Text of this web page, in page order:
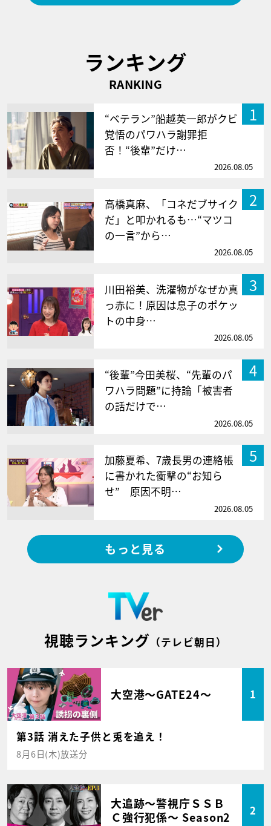
ランキング
RANKING
1
“ベテラン”船越英一郎がクビ
覚悟のパワハラ謝罪拒
否！“後輩”だけ…
2026.08.05
2
高橋真麻、「コネだブサイク
だ」と叩かれるも…“マツコ
の一言”から…
2026.08.05
3
川田裕美、洗濯物がなぜか真
っ赤に！原因は息子のポケッ
トの中身…
2026.08.05
4
“後輩”今田美桜、“先輩のパ
ワハラ問題”に持論「被害者
の話だけで…
2026.08.05
5
加藤夏希、7歳長男の連絡帳
に書かれた衝撃の“お知ら
せ” 原因不明…
2026.08.05
もっと見る
視聴ランキング （テレビ朝日）
大空港～GATE24～ 1
第3話 消えた子供と兎を追え！
8月6日(木)放送分
大追跡～警視庁ＳＳＢ
Ｃ強行犯係～ Season2
2